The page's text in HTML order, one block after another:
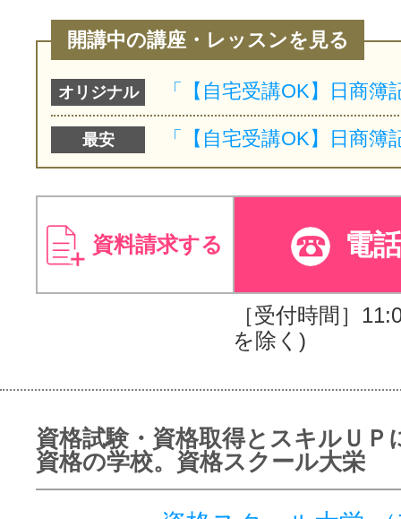
開講中の講座・レッスンを見る
オリジナル
最安
資料請求する 電
［受付時間］
を除く)
資格試験・資格取得とスキルＵＰ
資格の学校。資格スクール大栄